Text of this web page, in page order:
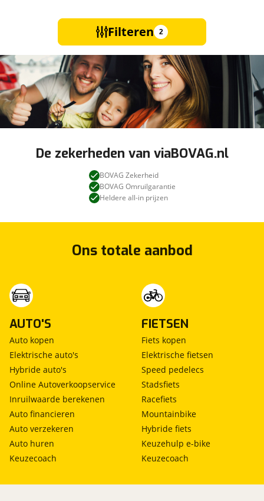
Filteren 2
De zekerheden van viaBOVAG.nl
BOVAG Zekerheid
BOVAG Omruilgarantie
Heldere all-in prijzen
Ons totale aanbod
AUTO'S
Auto kopen
Elektrische auto's
Hybride auto's
Online Autoverkoopservice
Inruilwaarde berekenen
Auto financieren
Auto verzekeren
Auto huren
Keuzecoach
FIETSEN
Fiets kopen
Elektrische fietsen
Speed pedelecs
Stadsfiets
Racefiets
Mountainbike
Hybride fiets
Keuzehulp e-bike
Keuzecoach